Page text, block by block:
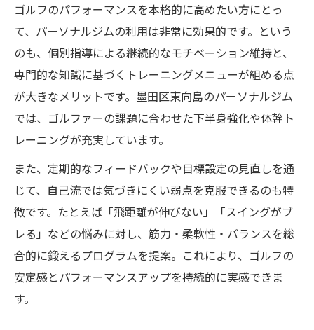
パーソナルジムで体幹と下半身を同時に強
化
ゴルフに役立つ体幹トレーニングの実践法
下半身と体幹の連動がゴルフ上達の秘訣
パーソナルジム活用で新しい運動習慣を提
案
向上
無理なくできるゴルファー向け脚力アップ法
初心者も安心パーソナルジムの脚力強化法
ゴルフ下半身トレで脚力を無理なく伸ばす
方法
ゴルフのパフォーマンスを本格的に高めたい方にとっ
て、パーソナルジムの利用は非常に効果的です。という
のも、個別指導による継続的なモチベーション維持と、
専門的な知識に基づくトレーニングメニューが組める点
が大きなメリットです。墨田区東向島のパーソナルジム
では、ゴルファーの課題に合わせた下半身強化や体幹ト
レーニングが充実しています。
また、定期的なフィードバックや目標設定の見直しを通
じて、自己流では気づきにくい弱点を克服できるのも特
徴です。たとえば「飛距離が伸びない」「スイングがブ
レる」などの悩みに対し、筋力・柔軟性・バランスを総
合的に鍛えるプログラムを提案。これにより、ゴルフの
安定感とパフォーマンスアップを持続的に実感できま
す。